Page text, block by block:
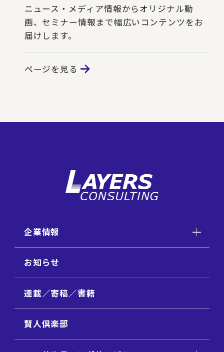
ニュース・メディア情報からオリジナル動
画、セミナー情報まで幅広いコンテンツをお
届けします。
ページを見る
企業情報
お知らせ
連載／寄稿／書籍
賢人倶楽部